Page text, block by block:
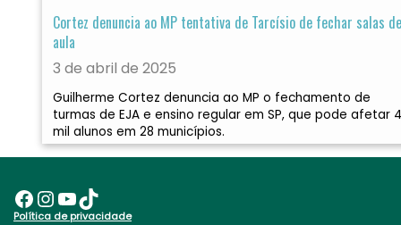
Cortez denuncia ao MP tentativa de Tarcísio de fechar salas de
aula
3 de abril de 2025
Guilherme Cortez denuncia ao MP o fechamento de
turmas de EJA e ensino regular em SP, que pode afetar
mil alunos em 28 municípios.
Facebook InstagramYoutube TikTok
Política de privacidade